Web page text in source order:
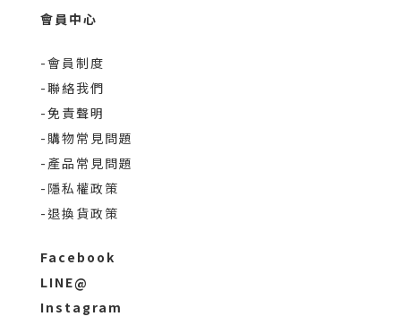
會員中心
-會員制度
-聯絡我們
-免責聲明
-購物常見問題
-產品常見問題
-隱私權政策
-退換貨政策
Facebook
LINE@
Instagram